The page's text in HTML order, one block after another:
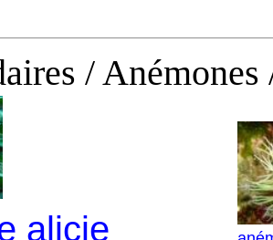
/ Anémones
alicie